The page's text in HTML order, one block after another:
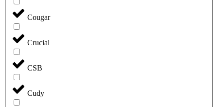
Cougar
Crucial
CSB
Cudy